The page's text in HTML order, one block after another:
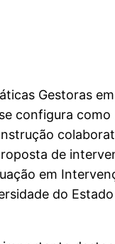
Gestoras
configura como
de
em
do